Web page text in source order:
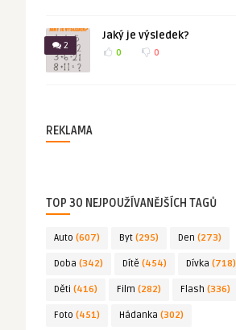
2
Jaký je výsledek?
0 0
REKLAMA
TOP 30 NEJPOUŽÍVANĚJŠÍCH TAGŮ
Auto (607) Byt (295) Den (273)
Doba (342) Dítě (454) Dívka (718)
Děti (416) Film (282) Flash (336)
Foto (451) Hádanka (302)